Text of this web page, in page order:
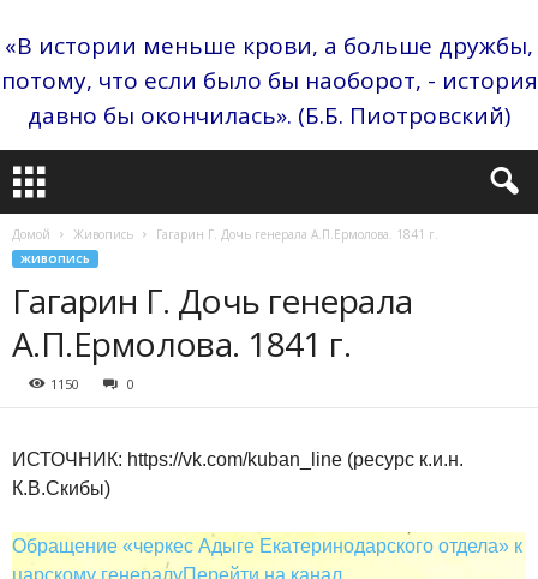
«В истории меньше крови, а больше дружбы,
потому, что если было бы наоборот, - история
давно бы окончилась». (Б.Б. Пиотровский)
Домой Живопись Гагарин Г. Дочь генерала А.П.Ермолова. 1841 г.
ЖИВОПИСЬ
Гагарин Г. Дочь генерала
А.П.Ермолова. 1841 г.
1150 0
ИСТОЧНИК: https://vk.com/kuban_line (ресурс к.и.н.
К.В.Скибы)
Обращение «черкес Адыге Екатеринодарского отдела» к
царскому генералуПерейти на канал